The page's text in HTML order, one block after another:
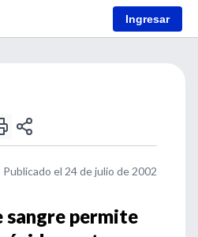
Ingresar
Publicado el 24 de julio de 2002
sangre permite